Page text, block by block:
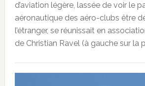
d’aviation légère, lassée de voir le
aéronautique des aéro-clubs être
l’étranger, se réunissait en
de Christian Ravel (à gauche sur la